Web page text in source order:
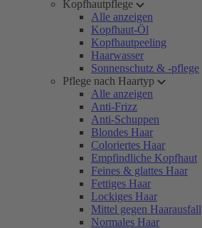
Kopfhautpflege
Alle anzeigen
Kopfhaut-Öl
Kopfhautpeeling
Haarwasser
Sonnenschutz & -pflege
Pflege nach Haartyp
Alle anzeigen
Anti-Frizz
Anti-Schuppen
Blondes Haar
Coloriertes Haar
Empfindliche Kopfhaut
Feines & glattes Haar
Fettiges Haar
Lockiges Haar
Mittel gegen Haarausfall
Normales Haar